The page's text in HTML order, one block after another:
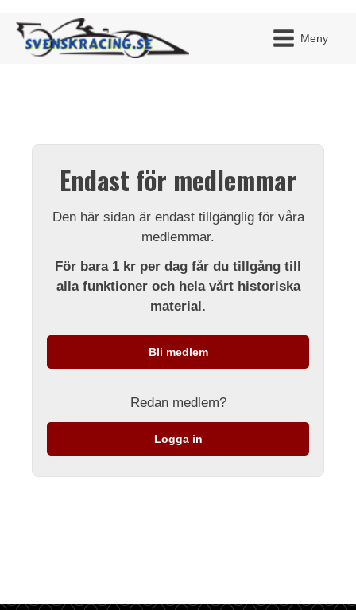
Meny
Endast för medlemmar
Den här sidan är endast tillgänglig för våra
medlemmar.
För bara 1 kr per dag får du tillgång till
alla funktioner och hela vårt historiska
material.
Bli medlem
Redan medlem?
Logga in